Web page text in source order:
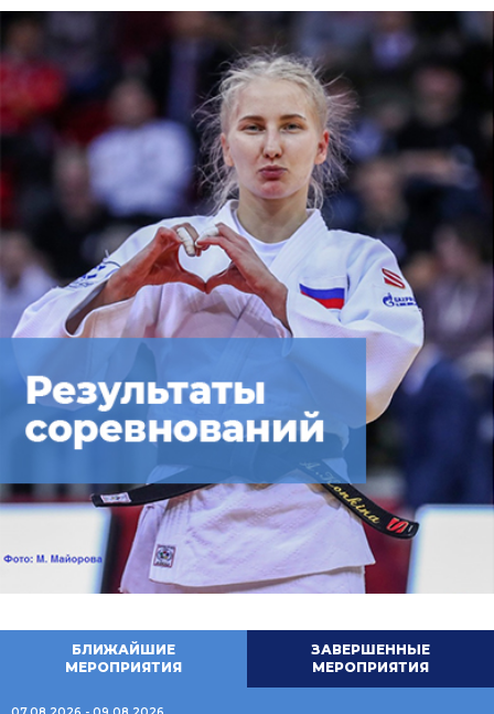
БЛИЖАЙШИЕ
МЕРОПРИЯТИЯ
ЗАВЕРШЕННЫЕ
МЕРОПРИЯТИЯ